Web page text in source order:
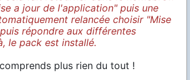
a jour de l'application" puis une
relancée choisir "Mise
répondre aux différentes
le pack est installé.
plus rien du tout !